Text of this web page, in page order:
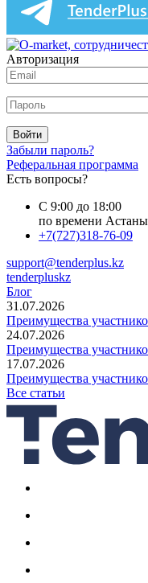
Авторизация
Войти
Забыли пароль?
Реферальная программа
Есть вопросы?
С 9:00 до 18:00
по времени Астаны
+7(727)318-76-09
support@tenderplus.kz
tenderpluskz
Блог
31.07.2026
Преимущества
24.07.2026
Преимущества
17.07.2026
Преимущества
Все статьи